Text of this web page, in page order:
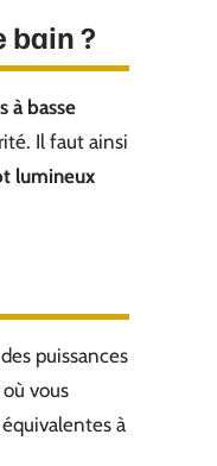
bain ?
à basse
Il faut ainsi
lumineux
puissances
vous
à